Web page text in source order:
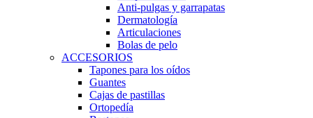
Anti-pulgas y garrapatas
Dermatología
Articulaciones
Bolas de pelo
ACCESORIOS
Tapones para los oídos
Guantes
Cajas de pastillas
Ortopedía